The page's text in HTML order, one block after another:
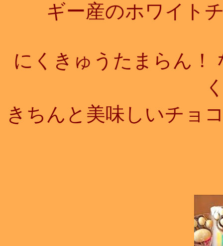
ギー産のホワイト
にくきゅうたまらん！
きちんと美味しいチョ